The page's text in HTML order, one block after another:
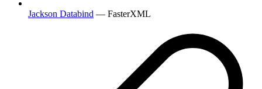
Jackson Databind — FasterXML